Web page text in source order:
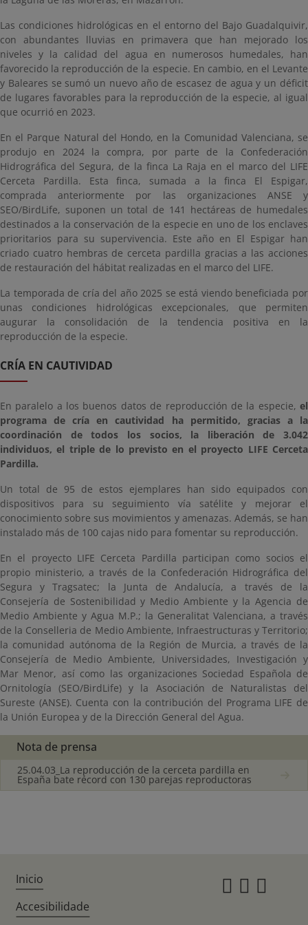
Las condiciones hidrológicas en el entorno del Bajo Guadalquivir,
con abundantes lluvias en primavera que han mejorado los
niveles y la calidad del agua en numerosos humedales, han
favorecido la reproducción de la especie. En cambio, en el Levante
y Baleares se sumó un nuevo año de escasez de agua y un déficit
de lugares favorables para la reproducción de la especie, al igual
que ocurrió en 2023.
En el Parque Natural del Hondo, en la Comunidad Valenciana, se
produjo en 2024 la compra, por parte de la Confederación
Hidrográfica del Segura, de la finca La Raja en el marco del LIFE
Cerceta Pardilla. Esta finca, sumada a la finca El Espigar,
comprada anteriormente por las organizaciones ANSE y
SEO/BirdLife, suponen un total de 141 hectáreas de humedales
destinados a la conservación de la especie en uno de los enclaves
prioritarios para su supervivencia. Este año en El Espigar han
criado cuatro hembras de cerceta pardilla gracias a las acciones
de restauración del hábitat realizadas en el marco del LIFE.
La temporada de cría del año 2025 se está viendo beneficiada por
unas condiciones hidrológicas excepcionales, que permiten
augurar la consolidación de la tendencia positiva en la
reproducción de la especie.
CRÍA EN CAUTIVIDAD
En paralelo a los buenos datos de reproducción de la especie, el
programa de cría en cautividad ha permitido, gracias a la
coordinación de todos los socios, la liberación de 3.042
individuos, el triple de lo previsto en el proyecto LIFE Cerceta
Pardilla.
Un total de 95 de estos ejemplares han sido equipados con
dispositivos para su seguimiento vía satélite y mejorar el
conocimiento sobre sus movimientos y amenazas. Además, se han
instalado más de 100 cajas nido para fomentar su reproducción.
En el proyecto LIFE Cerceta Pardilla participan como socios el
propio ministerio, a través de la Confederación Hidrográfica del
Segura y Tragsatec; la Junta de Andalucía, a través de la
Consejería de Sostenibilidad y Medio Ambiente y la Agencia de
Medio Ambiente y Agua M.P.; la Generalitat Valenciana, a través
de la Conselleria de Medio Ambiente, Infraestructuras y Territorio;
la comunidad autónoma de la Región de Murcia, a través de la
Consejería de Medio Ambiente, Universidades, Investigación y
Mar Menor, así como las organizaciones Sociedad Española de
Ornitología (SEO/BirdLife) y la Asociación de Naturalistas del
Sureste (ANSE). Cuenta con la contribución del Programa LIFE de
la Unión Europea y de la Dirección General del Agua.
Nota de prensa
25.04.03_La reproducción de la cerceta pardilla en
España bate récord con 130 parejas reproductoras
Inicio
Accesibilidade